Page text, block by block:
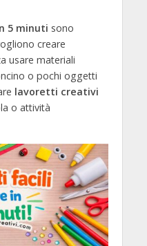
5 minuti sono
creare
usare materiali
o pochi oggetti
lavoretti creativi
o attività